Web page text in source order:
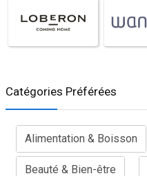
Catégories Préférées
Alimentation & Boisson
Beauté & Bien-être